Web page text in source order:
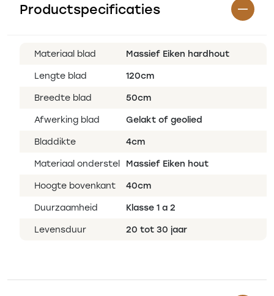
Productspecificaties
Materiaal blad
Massief Eiken hardhout
Lengte blad
120cm
Breedte blad
50cm
Afwerking blad
Gelakt of geolied
Bladdikte
4cm
Materiaal onderstel Massief Eiken hout
Hoogte bovenkant
40cm
Duurzaamheid
Klasse 1 a 2
Levensduur
20 tot 30 jaar